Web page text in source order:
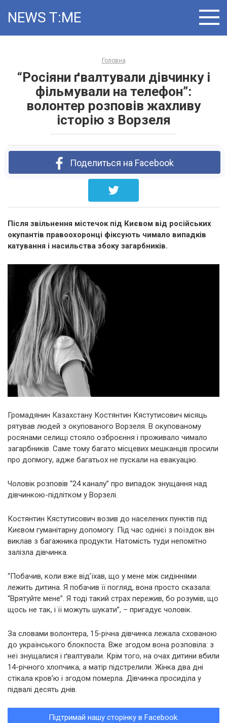
NEWS T:ME
Головна
“Росіяни ґвалтували дівчинку і
фільмували на телефон”:
волонтер розповів жахливу
історію з Ворзеля
Поделиться на Facebook
Після звільнення містечок під Києвом від російських
окупантів правоохоронці фіксують чимало випадків
катування і насильства збоку загарбників.
Громадянин Казахстану Костянтин Кястутисович місяць
рятував людей з окупованого Ворзеля. В окупованому
росянами селищі стояло озброєння і проживало чимало
загарбників. Саме тому багато місцевих мешканців просили
про допмогу, адже багатьох не пускали на евакуацію.
Чоловік розповів “24 каналу” про випадок знущання над
дівчинкою-підлітком у Ворзелі.
Костянтин Кястутисович возив до населених пунктів під
Києвом гуманітарну допомогу. Під час однієї з поїздок він
виклав з багажника продукти. Натомість туди непомітно
залізла дівчинка.
“Побачив, коли вже від’їхав, що у мене між сидіннями
лежить дитина. Я побачив її погляд, вона просто сказала:
“Врятуйте мене”. Я тоді такий страх пережив, бо розумів, що
щось не так, і її можуть шукати”, – пригадує чоловік.
За словами волонтера, 15-річна дівчинка лежала схованою
до українського блокпоста. Вже згодом вона розповіла: з
неї знущалися і ґвалтували. Крім того, на очах дитини вбили
14-річного хлопчика, а матір підстрелили. Жінка два дні
стікала кров’ю і згодом померла. Дівчинка просиділа у
підвалі десять днів.
Підтримай нашу сторінку в Facebook.